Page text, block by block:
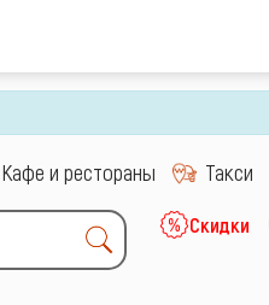
Кафе и рестораны Такси
Скидки